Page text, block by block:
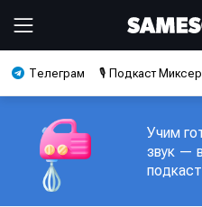
Телеграм 🎙️ Подкаст Миксер
Учим
звук — в